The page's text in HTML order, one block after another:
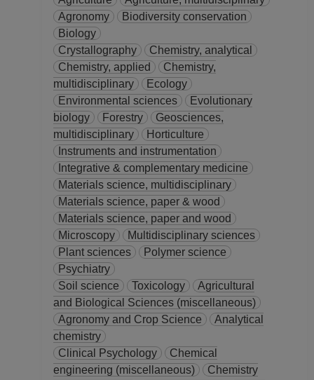
Agronomy
Biodiversity conservation
Biology
Crystallography
Chemistry, analytical
Chemistry, applied
Chemistry,
multidisciplinary
Ecology
Environmental sciences
Evolutionary
biology
Forestry
Geosciences,
multidisciplinary
Horticulture
Instruments and instrumentation
Integrative & complementary medicine
Materials science, multidisciplinary
Materials science, paper & wood
Materials science, paper and wood
Microscopy
Multidisciplinary sciences
Plant sciences
Polymer science
Psychiatry
Soil science
Toxicology
Agricultural
and Biological Sciences (miscellaneous)
Agronomy and Crop Science
Analytical
chemistry
Clinical Psychology
Chemical
engineering (miscellaneous)
Chemistry